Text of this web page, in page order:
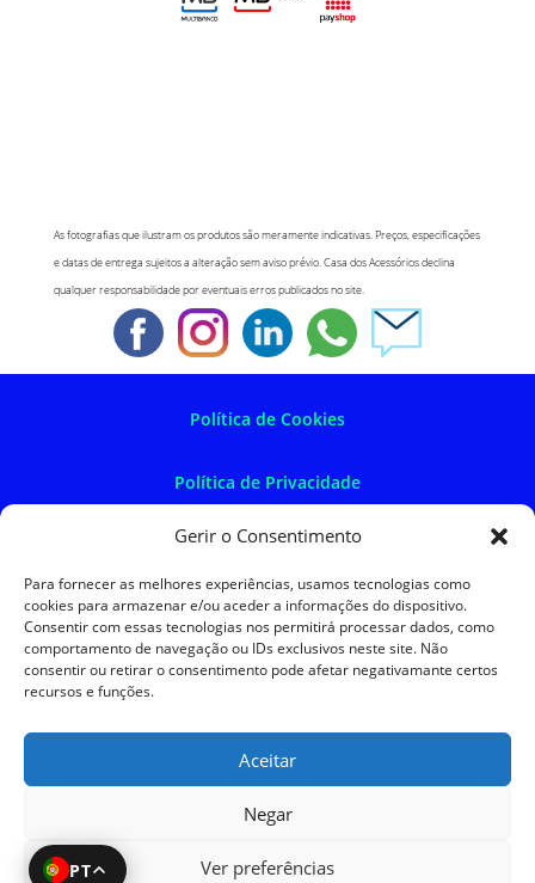
Gerir o Consentimento
Para fornecer as melhores experiências, usamos tecnologias como
cookies para armazenar e/ou aceder a informações do dispositivo.
Consentir com essas tecnologias nos permitirá processar dados, como
comportamento de navegação ou IDs exclusivos neste site. Não
consentir ou retirar o consentimento pode afetar negativamante certos
recursos e funções.
Aceitar
Negar
Ver preferências
PT
As fotografias que ilustram os produtos são meramente indicativas. Preços, especificações
e datas de entrega sujeitos a alteração sem aviso prévio. Casa dos Acessórios declina
qualquer responsabilidade por eventuais erros publicados no site.
Política de Cookies
Política de Privacidade
Política de Devoluções
Termos e Condições
Resolução de Litígios